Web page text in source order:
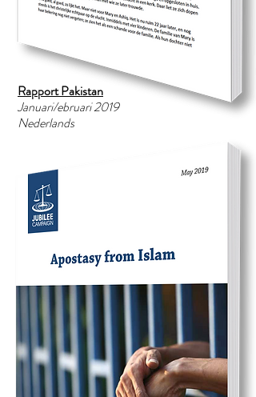
Rapport Pakistan
Januari/ebruari 2019
Nederlands